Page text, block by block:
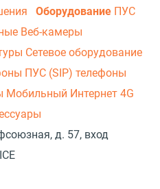
Оборудование ПУС
Веб-камеры
Сетевое оборудование
ПУС (SIP) телефоны
Мобильный Интернет 4G
д. 57, вход